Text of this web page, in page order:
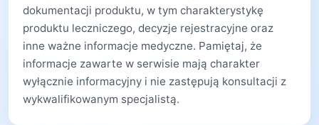
dokumentacji produktu, w tym charakterystykę
produktu leczniczego, decyzje rejestracyjne oraz
inne ważne informacje medyczne. Pamiętaj, że
informacje zawarte w serwisie mają charakter
wyłącznie informacyjny i nie zastępują konsultacji z
wykwalifikowanym specjalistą.